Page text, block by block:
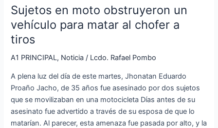
Sujetos en moto obstruyeron un
vehículo para matar al chofer a
tiros
A1 PRINCIPAL, Noticia / Lcdo. Rafael Pombo
A plena luz del día de este martes, Jhonatan Eduardo
Proaño Jacho, de 35 años fue asesinado por dos sujetos
que se movilizaban en una motocicleta Días antes de su
asesinato fue advertido a través de su esposa de que lo
matarían. Al parecer, esta amenaza fue pasada por alto, y la
moto
obstruyeron
un
vehículo
para
al
chofer
a
tiros